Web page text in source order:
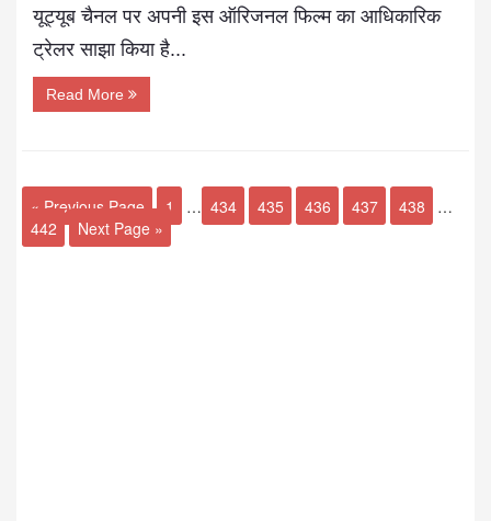
यूट्यूब चैनल पर अपनी इस ऑरिजनल फिल्म का आधिकारिक
ट्रेलर साझा किया है...
Read More
« Previous Page 1 … 434 435 436 437 438
…
442
Next Page »